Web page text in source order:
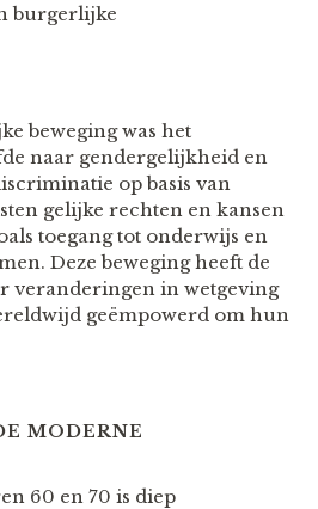
burgerlijke
beweging was het
naar gendergelijkheid en
op basis van
gelijke rechten en kansen
toegang tot onderwijs en
Deze beweging heeft de
veranderingen in wetgeving
geëmpowerd om hun
MODERNE
60 en 70 is diep